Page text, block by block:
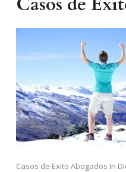
Casos de Exito Abogados In